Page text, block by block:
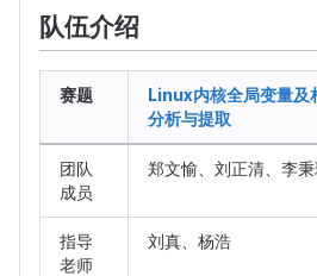
队伍介绍
赛题
Linux内核全局变量及
分析与提取
团队
成员
郑文愉、刘正清、李
指导
老师
刘真、杨浩